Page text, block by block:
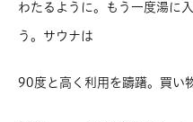
わたるように。もう一度湯に
う。サウナは
90度と高く利用を躊躇。買い